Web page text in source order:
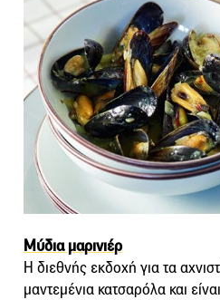
Μύδια μαρινιέρ
Η διεθνής εκδοχή για τα
μαντεμένια κατσαρόλα και